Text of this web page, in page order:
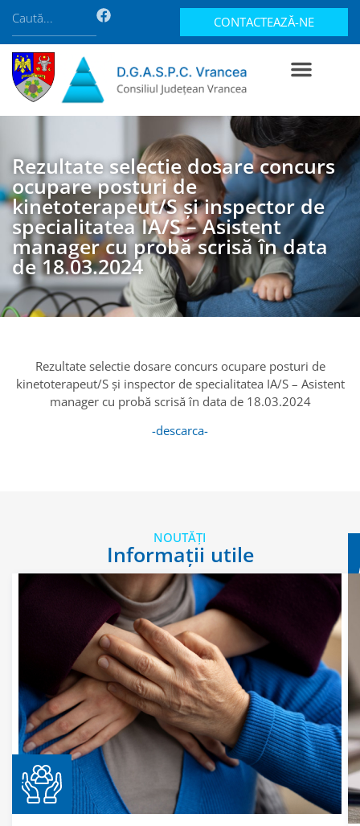
CONTACTEAZĂ-NE
Rezultate selectie dosare concurs
ocupare posturi de
kinetoterapeut/S și inspector de
specialitatea IA/S – Asistent
manager cu probă scrisă în data
de 18.03.2024
Rezultate selectie dosare concurs ocupare posturi de
kinetoterapeut/S și inspector de specialitatea IA/S – Asistent
manager cu probă scrisă în data de 18.03.2024
-descarca-
NOUTĂȚI
Informații utile